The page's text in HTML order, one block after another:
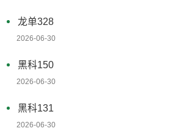
龙单328
2026-06-30
黑科150
2026-06-30
黑科131
2026-06-30